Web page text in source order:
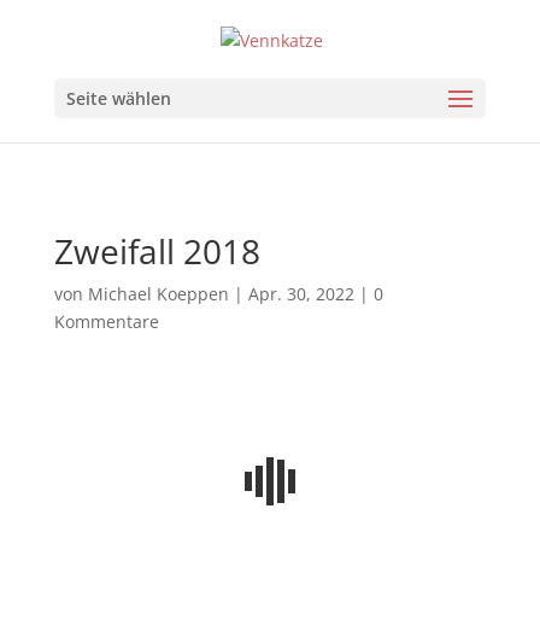
Seite wählen
Zweifall 2018
von Michael Koeppen | Apr. 30, 2022| 0
Kommentare